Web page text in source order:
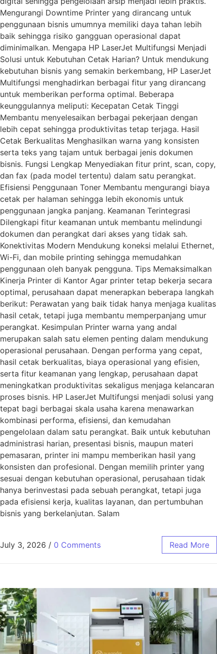
Mengurangi Downtime Printer yang dirancang untuk
penggunaan bisnis umumnya memiliki daya tahan lebih
baik sehingga risiko gangguan operasional dapat
diminimalkan. Mengapa HP LaserJet Multifungsi Menjadi
Solusi untuk Kebutuhan Cetak Harian? Untuk mendukung
kebutuhan bisnis yang semakin berkembang, HP LaserJet
Multifungsi menghadirkan berbagai fitur yang dirancang
untuk memberikan performa optimal. Beberapa
keunggulannya meliputi: Kecepatan Cetak Tinggi
Membantu menyelesaikan berbagai pekerjaan dengan
lebih cepat sehingga produktivitas tetap terjaga. Hasil
Cetak Berkualitas Menghasilkan warna yang konsisten
serta teks yang tajam untuk berbagai jenis dokumen
bisnis. Fungsi Lengkap Menyediakan fitur print, scan, copy,
dan fax (pada model tertentu) dalam satu perangkat.
Efisiensi Penggunaan Toner Membantu mengurangi biaya
cetak per halaman sehingga lebih ekonomis untuk
penggunaan jangka panjang. Keamanan Terintegrasi
Dilengkapi fitur keamanan untuk membantu melindungi
dokumen dan perangkat dari akses yang tidak sah.
Konektivitas Modern Mendukung koneksi melalui Ethernet,
Wi-Fi, dan mobile printing sehingga memudahkan
penggunaan oleh banyak pengguna. Tips Memaksimalkan
Kinerja Printer di Kantor Agar printer tetap bekerja secara
optimal, perusahaan dapat menerapkan beberapa langkah
berikut: Perawatan yang baik tidak hanya menjaga kualitas
hasil cetak, tetapi juga membantu memperpanjang umur
perangkat. Kesimpulan Printer warna yang andal
merupakan salah satu elemen penting dalam mendukung
operasional perusahaan. Dengan performa yang cepat,
hasil cetak berkualitas, biaya operasional yang efisien,
serta fitur keamanan yang lengkap, perusahaan dapat
meningkatkan produktivitas sekaligus menjaga kelancaran
proses bisnis. HP LaserJet Multifungsi menjadi solusi yang
tepat bagi berbagai skala usaha karena menawarkan
kombinasi performa, efisiensi, dan kemudahan
pengelolaan dalam satu perangkat. Baik untuk kebutuhan
administrasi harian, presentasi bisnis, maupun materi
pemasaran, printer ini mampu memberikan hasil yang
konsisten dan profesional. Dengan memilih printer yang
sesuai dengan kebutuhan operasional, perusahaan tidak
hanya berinvestasi pada sebuah perangkat, tetapi juga
pada efisiensi kerja, kualitas layanan, dan pertumbuhan
bisnis yang berkelanjutan. Salam
July 3, 2026 / 0 Comments Read More